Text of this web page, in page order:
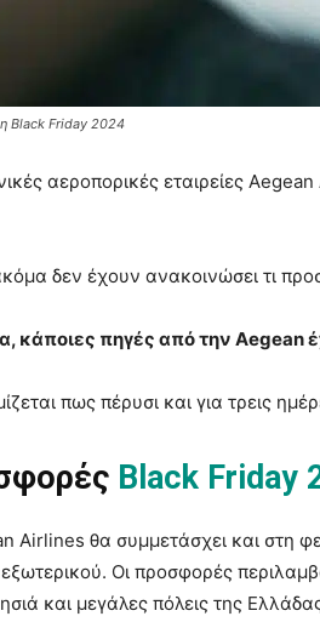
η Black Friday 2024
αεροπορικές εταιρείες
δεν έχουν ανακοινώσει τι
κάποιες πηγές από την Aegean
πως πέρυσι και για τρεις
Black Friday
Airlines θα συμμετάσχει και στη
Οι προσφορές
και μεγάλες πόλεις της